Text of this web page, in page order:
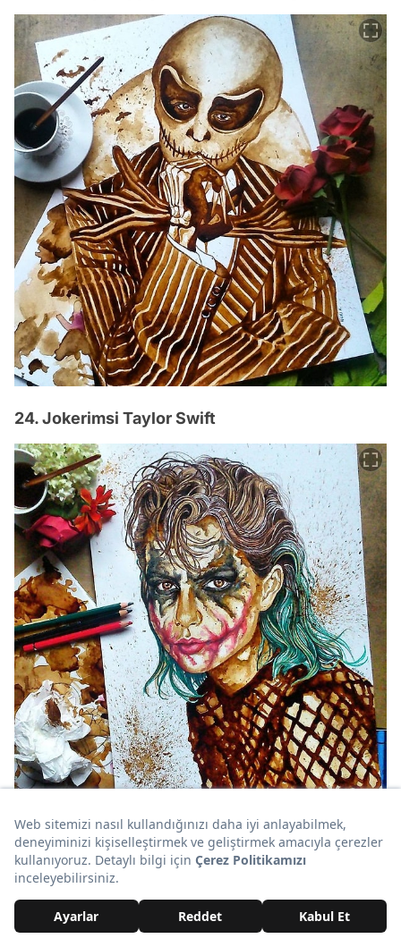
24. Jokerimsi Taylor Swift
25. Up!